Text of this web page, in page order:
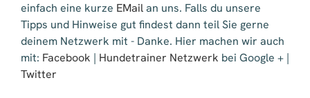
einfach eine kurze EMailan uns. Falls du unsere
Tipps und Hinweise gut findest dann teil Sie gerne
deinem Netzwerk mit - Danke. Hier machen wir auch
mit: Facebook | Hundetrainer Netzwerk bei Google + |
Twitter